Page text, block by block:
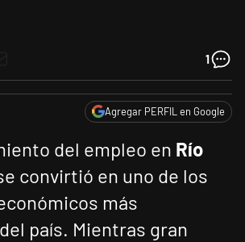
1
Agregar PERFIL en Google
del empleo en Río
convirtió en uno de los
más
país. Mientras gran